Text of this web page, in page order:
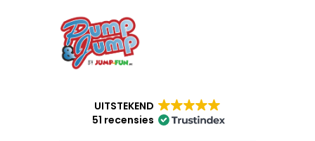
UITSTEKEND
51 recensies